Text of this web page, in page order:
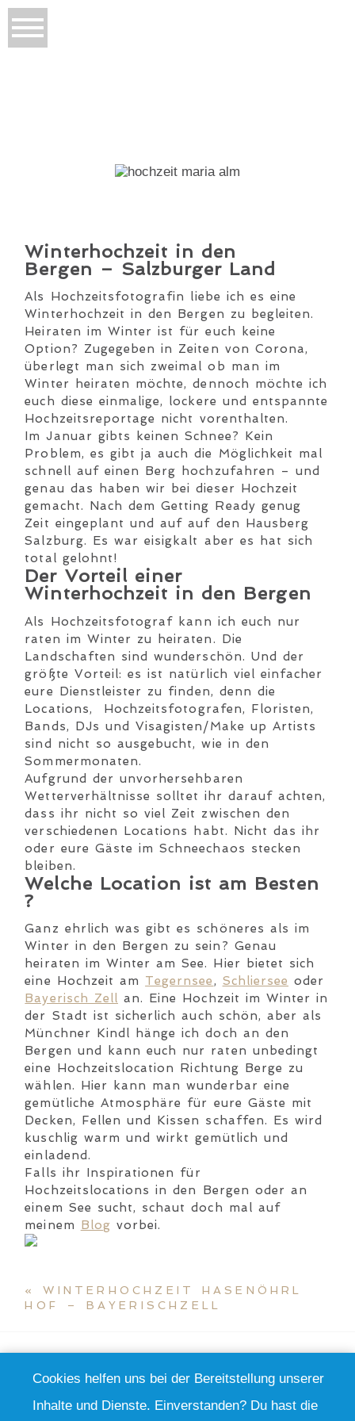
Winterhochzeit in den
Bergen – Salzburger Land
Als Hochzeitsfotografin liebe ich es eine
Winterhochzeit in den Bergen zu begleiten.
Heiraten im Winter ist für euch keine
Option? Zugegeben in Zeiten von Corona,
überlegt man sich zweimal ob man im
Winter heiraten möchte, dennoch möchte ich
euch diese einmalige, lockere und entspannte
Hochzeitsreportage nicht vorenthalten.
Im Januar gibts keinen Schnee? Kein
Problem, es gibt ja auch die Möglichkeit mal
schnell auf einen Berg hochzufahren – und
genau das haben wir bei dieser Hochzeit
gemacht. Nach dem Getting Ready genug
Zeit eingeplant und auf auf den Hausberg
Salzburg. Es war eisigkalt aber es hat sich
total gelohnt!
Der Vorteil einer
Winterhochzeit in den Bergen
Als Hochzeitsfotograf kann ich euch nur
raten im Winter zu heiraten. Die
Landschaften sind wunderschön. Und der
größte Vorteil: es ist natürlich viel einfacher
eure Dienstleister zu finden, denn die
Locations, Hochzeitsfotografen, Floristen,
Bands, DJs und Visagisten/Make up Artists
sind nicht so ausgebucht, wie in den
Sommermonaten.
Aufgrund der unvorhersehbaren
Wetterverhältnisse solltet ihr darauf achten,
dass ihr nicht so viel Zeit zwischen den
verschiedenen Locations habt. Nicht das ihr
oder eure Gäste im Schneechaos stecken
bleiben.
Welche Location ist am Besten
?
Ganz ehrlich was gibt es schöneres als im
Winter in den Bergen zu sein? Genau
heiraten im Winter am See. Hier bietet sich
eine Hochzeit am Tegernsee, Schliersee oder
Bayerisch Zell an. Eine Hochzeit im Winter in
der Stadt ist sicherlich auch schön, aber als
Münchner Kindl hänge ich doch an den
Bergen und kann euch nur raten unbedingt
eine Hochzeitslocation Richtung Berge zu
wählen. Hier kann man wunderbar eine
gemütliche Atmosphäre für eure Gäste mit
Decken, Fellen und Kissen schaffen. Es wird
kuschlig warm und wirkt gemütlich und
einladend.
Falls ihr Inspirationen für
Hochzeitslocations in den Bergen oder an
einem See sucht, schaut doch mal auf
meinem
Blog vorbei.
«
WINTERHOCHZEIT HASENÖHRL
HOF – BAYERISCHZELL
Cookies helfen uns bei der Bereitstellung unserer
Inhalte und Dienste. Einverstanden? Du hast die